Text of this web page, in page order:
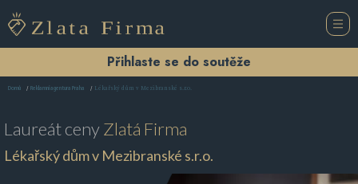
Přihlaste se do soutěže
Domů Reklamní agentura Praha Lékařský dům v Mezibranské s.r.o.
Laureát cenyZlatá Firma
Lékařský dům v Mezibranské s.r.o.